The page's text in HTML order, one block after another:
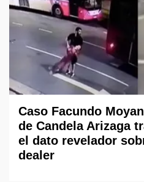
Caso Facundo
de Candela Arizaga
el dato revelador
dealer